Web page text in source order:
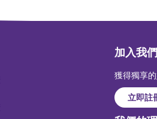
加入我們
獲得獨享
立即註